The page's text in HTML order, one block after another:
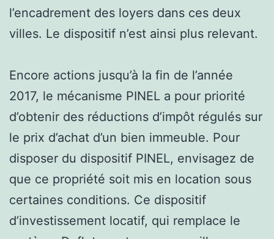
l’encadrement des loyers dans ces deux
villes. Le dispositif n’est ainsi plus relevant.
Encore actions jusqu’à la fin de l’année
2017, le mécanisme PINEL a pour priorité
d’obtenir des réductions d’impôt régulés sur
le prix d’achat d’un bien immeuble. Pour
disposer du dispositif PINEL, envisagez de
que ce propriété soit mis en location sous
certaines conditions. Ce dispositif
d’investissement locatif, qui remplace le